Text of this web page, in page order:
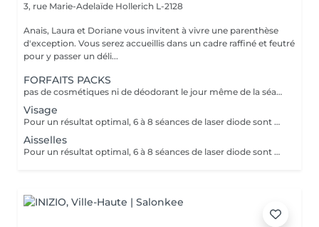
3, rue Marie-Adelaïde Hollerich L-2128
Anais, Laura et Doriane vous invitent à vivre une parenthèse
d'exception. Vous serez accueillis dans un cadre raffiné et feutré
pour y passer un déli...
FORFAITS PACKS
pas de cosmétiques ni de déodorant le jour même de la séance !
Visage
Pour un résultat optimal, 6 à 8 séances de laser diode sont généralement recommandées. En cas de pilosité plus dense, quelques séances supplémentaires peuvent être nécessaires. Recommandations avant chaque séance : - Raser la zone concernée 24h à 48h avant le rendez-vous - Ne pas utiliser de cire, d'épilateur électrique ou de pince à épiler durant les 6 semaines précédant le début du traitement (le rasoir ou les ciseaux restent autorisés) En fin de traitement, 5 à 10 % des poils peuvent subsister. Ceux-ci seront éliminés lors des séances d'entretien, à raison de 1 à 2 fois par an. Le laser traite tous les types de peau, de la plus claire à la plus foncée, ainsi que la majorité des types de poils, à l'exception des poils blancs, qui ne contiennent pas de mélanine.
Aisselles
Pour un résultat optimal, 6 à 8 séances de laser diode sont généralement recommandées. En cas de pilosité plus dense, quelques séances supplémentaires peuvent être nécessaires. Recommandations avant chaque séance : Pas de cosmétiques ni de déodorant le jour même de la séance ! - Raser la zone concernée 24h à 48h avant le rendez-vous - Ne pas utiliser de cire, d'épilateur électrique ou de pince à épiler durant les 6 semaines précédant le début du traitement (le rasoir ou les ciseaux restent autorisés) En fin de traitement, 5 à 10 % des poils peuvent subsister. Ceux-ci seront éliminés lors des séances d'entretien, à raison de 1 à 2 fois par an. Le laser traite tous les types de peau, de la plus claire à la plus foncée, ainsi que la majorité des types de poils, à l'exception des poils blancs, qui ne contiennent pas de mélanine.